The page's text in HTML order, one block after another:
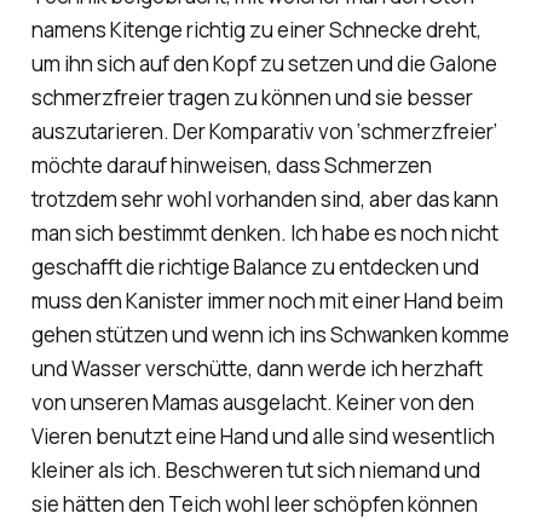
namens Kitenge richtig zu einer Schnecke dreht,
um ihn sich auf den Kopf zu setzen und die Galone
schmerzfreier tragen zu können und sie besser
auszutarieren. Der Komparativ von ‘schmerzfreier’
möchte darauf hinweisen, dass Schmerzen
trotzdem sehr wohl vorhanden sind, aber das kann
man sich bestimmt denken. Ich habe es noch nicht
geschafft die richtige Balance zu entdecken und
muss den Kanister immer noch mit einer Hand beim
gehen stützen und wenn ich ins Schwanken komme
und Wasser verschütte, dann werde ich herzhaft
von unseren Mamas ausgelacht. Keiner von den
Vieren benutzt eine Hand und alle sind wesentlich
kleiner als ich. Beschweren tut sich niemand und
sie hätten den Teich wohl leer schöpfen können